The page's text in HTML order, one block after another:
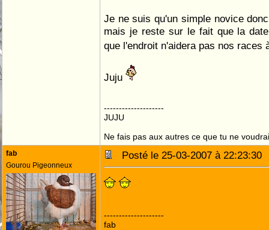
Je ne suis qu'un simple novice
mais je reste sur le fait que la
que l'endroit n'aidera pas nos races
Juju
--------------------
JUJU
Ne fais pas aux autres ce que tu ne
fab
Gourou Pigeonneux
Posté le 25-03-2007 à
--------------------
fab